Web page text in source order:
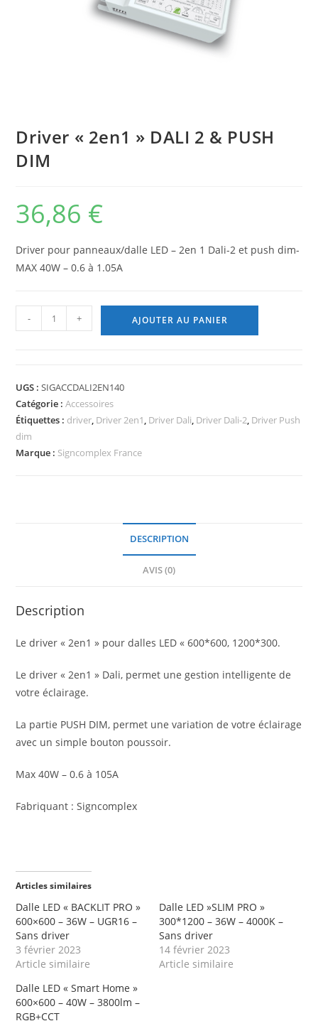
Driver « 2en1 » DALI 2 & PUSH
DIM
36,86 €
Driver pour panneaux/dalle LED – 2en 1 Dali-2 et push dim-
MAX 40W – 0.6 à 1.05A
quantité
de
DALI
2
&
PUSH
DIM
- + AJOUTER AU PANIER
UGS :SIGACCDALI2EN140
Catégorie :Accessoires
Étiquettes : driver, Driver 2en1, Driver Dali, Driver Dali-2, Driver Push
dim
Marque : Signcomplex France
DESCRIPTION
AVIS (0)
Description
Le driver « 2en1 » pour dalles LED « 600*600, 1200*300.
Le driver « 2en1 » Dali, permet une gestion intelligente de
votre éclairage.
La partie PUSH DIM, permet une variation de votre éclairage
avec un simple bouton poussoir.
Max 40W – 0.6 à 105A
Fabriquant : Signcomplex
Articles similaires
Dalle LED « BACKLIT PRO »
600×600 – 36W – UGR16 –
Sans driver
3 février 2023
Article similaire
Dalle LED »SLIM PRO »
300*1200 – 36W – 4000K –
Sans driver
14 février 2023
Article similaire
Dalle LED « Smart Home »
600×600 – 40W – 3800lm –
RGB+CCT